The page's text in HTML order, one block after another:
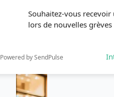
Souhaitez-vous
lors de nouvelles
Powered by SendPulse